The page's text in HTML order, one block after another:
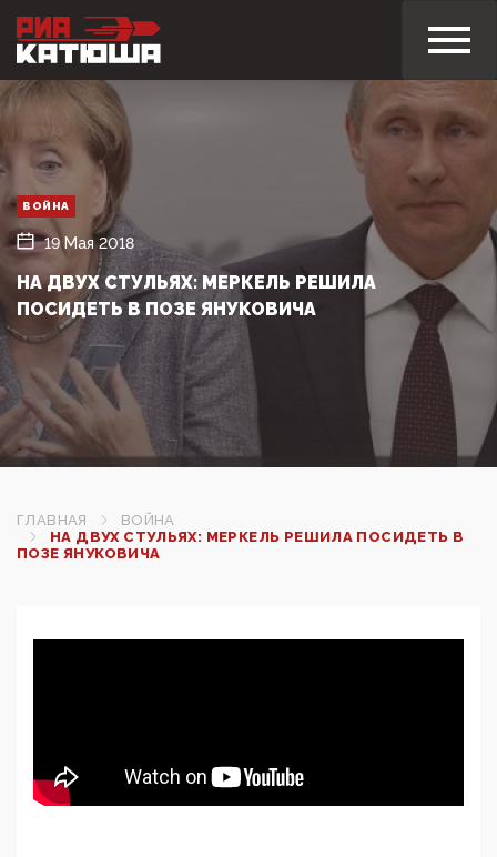
ВОЙНА
19 Мая 2018
НА ДВУХ СТУЛЬЯХ: МЕРКЕЛЬ РЕШИЛА
ПОСИДЕТЬ В ПОЗЕ ЯНУКОВИЧА
ГЛАВНАЯ
ВОЙНА
НА ДВУХ СТУЛЬЯХ: МЕРКЕЛЬ РЕШИЛА ПОСИДЕТЬ В
ПОЗЕ ЯНУКОВИЧА